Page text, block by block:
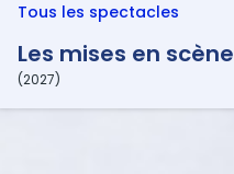
Tous les spectacles
Les mises en scène
(2027)